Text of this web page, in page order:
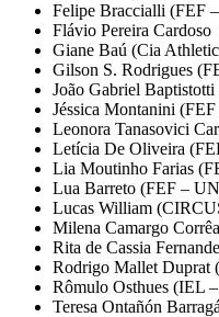
Felipe Braccialli (FEF
Flávio Pereira
Giane Baú (Cia
Gilson S. Rodrigues
João Gabriel
Jéssica Montanini
Leonora Tanasovici
Letícia De Oliveira
Lia Moutinho Farias
Lua Barreto (FEF –
Lucas William
Milena Camargo
Rita de Cassia
Rodrigo Mallet
Rômulo Osthues (IEL
Teresa Ontañón